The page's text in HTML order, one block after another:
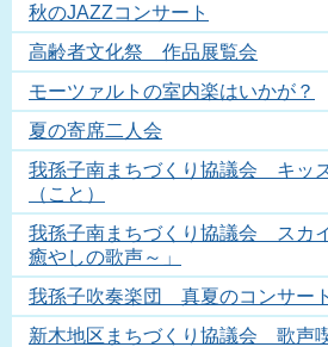
秋のJAZZコンサート
高齢者文化祭 作品展覧会
モーツァルトの室内楽はいかが？
夏の寄席二人会
我孫子南まちづくり協議会 キッ
（こと）
我孫子南まちづくり協議会 スカ
癒やしの歌声～」
我孫子吹奏楽団 真夏のコンサート
新木地区まちづくり協議会 歌声